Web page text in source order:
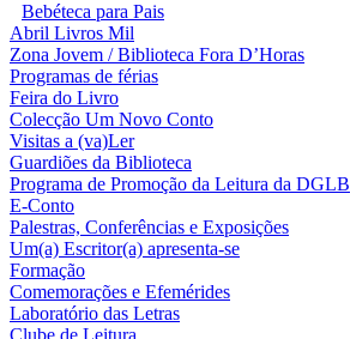
Bebéteca para Pais
Abril Livros Mil
Zona Jovem / Biblioteca Fora D’Horas
Programas de férias
Feira do Livro
Colecção Um Novo Conto
Visitas a (va)Ler
Guardiões da Biblioteca
Programa de Promoção da Leitura da DGLB
E-Conto
Palestras, Conferências e Exposições
Um(a) Escritor(a) apresenta-se
Formação
Comemorações e Efemérides
Laboratório das Letras